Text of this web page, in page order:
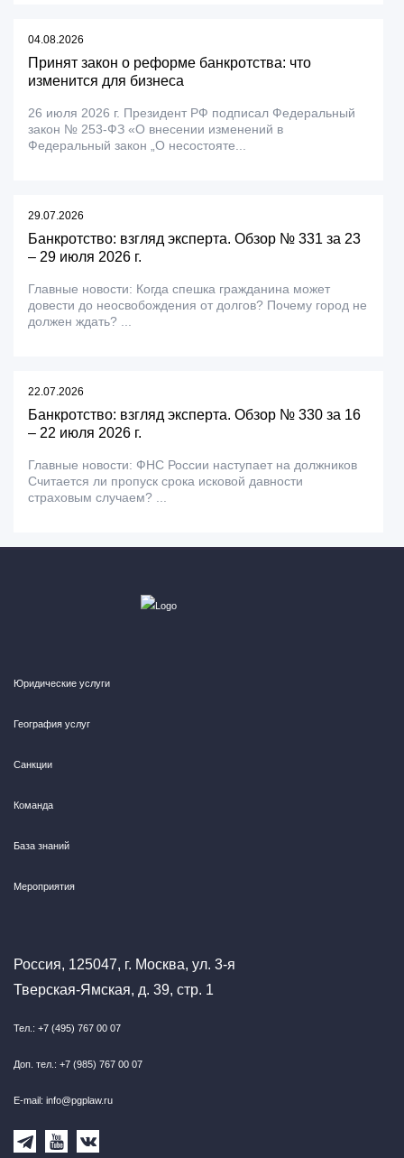
04.08.2026
Принят закон о реформе банкротства: что
изменится для бизнеса
26 июля 2026 г. Президент РФ подписал Федеральный
закон № 253-ФЗ «О внесении изменений в
Федеральный закон „О несостояте...
29.07.2026
Банкротство: взгляд эксперта. Обзор № 331 за 23
– 29 июля 2026 г.
Главные новости: Когда спешка гражданина может
довести до неосвобождения от долгов? Почему город не
должен ждать? ...
22.07.2026
Банкротство: взгляд эксперта. Обзор № 330 за 16
– 22 июля 2026 г.
Главные новости: ФНС России наступает на должников
Считается ли пропуск срока исковой давности
страховым случаем? ...
Юридические услуги
География услуг
Санкции
Команда
База знаний
Мероприятия
Россия, 125047, г. Москва, ул. 3-я
Тверская-Ямская, д. 39, стр. 1
Тел.: +7 (495) 767 00 07
Доп. тел.: +7 (985) 767 00 07
E-mail: info@pgplaw.ru